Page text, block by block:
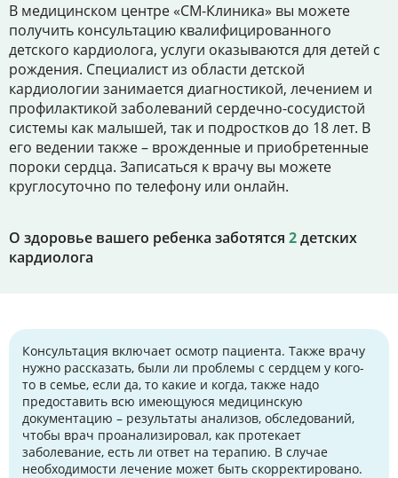
В медицинском центре «СМ-Клиника» вы можете
получить консультацию квалифицированного
детского кардиолога, услуги оказываются для детей с
рождения. Специалист из области детской
кардиологии занимается диагностикой, лечением и
профилактикой заболеваний сердечно-сосудистой
системы как малышей, так и подростков до 18 лет. В
его ведении также – врожденные и приобретенные
пороки сердца. Записаться к врачу вы можете
круглосуточно по телефону или онлайн.
О здоровье вашего ребенка заботятся 2детских
кардиолога
Консультация включает осмотр пациента. Также врачу
нужно рассказать, были ли проблемы с сердцем у кого-
то в семье, если да, то какие и когда, также надо
предоставить всю имеющуюся медицинскую
документацию – результаты анализов, обследований,
чтобы врач проанализировал, как протекает
заболевание, есть ли ответ на терапию. В случае
необходимости лечение может быть скорректировано.
+7 (812) 435-55-55
Записаться на приём